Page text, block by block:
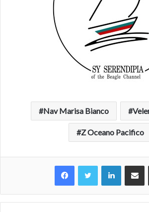
Nav Marisa Bianco
Z Oceano Pacifico
Compartir por correo electrónico